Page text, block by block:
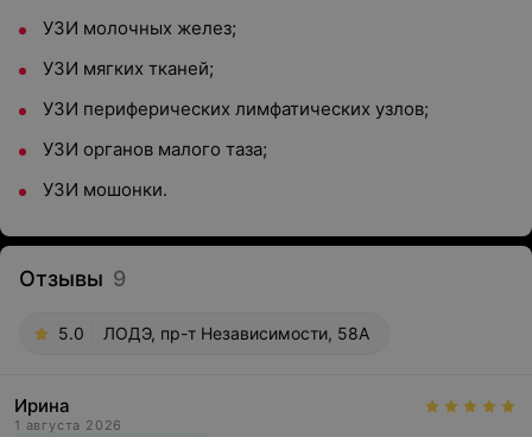
УЗИ молочных желез;
УЗИ мягких тканей;
УЗИ периферических лимфатических узлов;
УЗИ органов малого таза;
УЗИ мошонки.
Отзывы 9
5.0 ЛОДЭ, пр-т Независимости, 58А
Ирина
1 августа 2026